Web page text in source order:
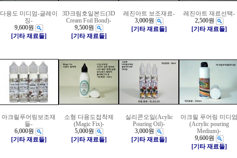
다용도 미디엄-글레이
징-
9,600원
[기타 재료들]
3D크림호일본드(3D
Cream Foil Bond)-
9,500원
[기타 재료들]
레진아트 보조재료-
3,000원
[기타 재료들]
레진아트 재료선택-
2,500원
[기타 재료들]
아크릴푸어링보조재
들-
6,000원
[기타 재료들]
소형 다용도접착제
(Magic Fix)-
5,000원
[기타 재료들]
실리콘오일(Acylic
Pouring Oil)-
3,000원
[기타 재료들]
아크릴 푸어링 미디엄
(Acrylic pouring
Medium)-
9,600원
[기타 재료들]